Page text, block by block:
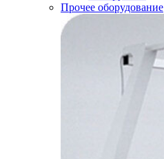
Прочее оборудование